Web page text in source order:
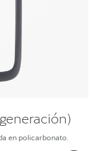
en policarbonato.